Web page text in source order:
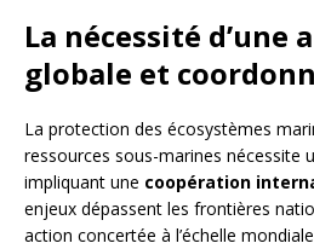
La nécessité d’une
globale et
La protection des écosystèmes
ressources sous-marines nécessite
impliquant une coopération
enjeux dépassent les frontières
action concertée à l’échelle